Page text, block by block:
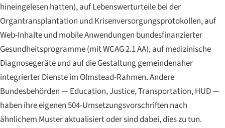
hineingelesen hatten), auf Lebenswerturteile bei der
Organtransplantation und Krisenversorgungsprotokollen, auf
Web-Inhalte und mobile Anwendungen bundesfinanzierter
Gesundheitsprogramme (mit WCAG 2.1 AA), auf medizinische
Diagnosegeräte und auf die Gestaltung gemeindenaher
integrierter Dienste im Olmstead-Rahmen. Andere
Bundesbehörden — Education, Justice, Transportation, HUD —
haben ihre eigenen 504-Umsetzungsvorschriften nach
ähnlichem Muster aktualisiert oder sind dabei, dies zu tun.